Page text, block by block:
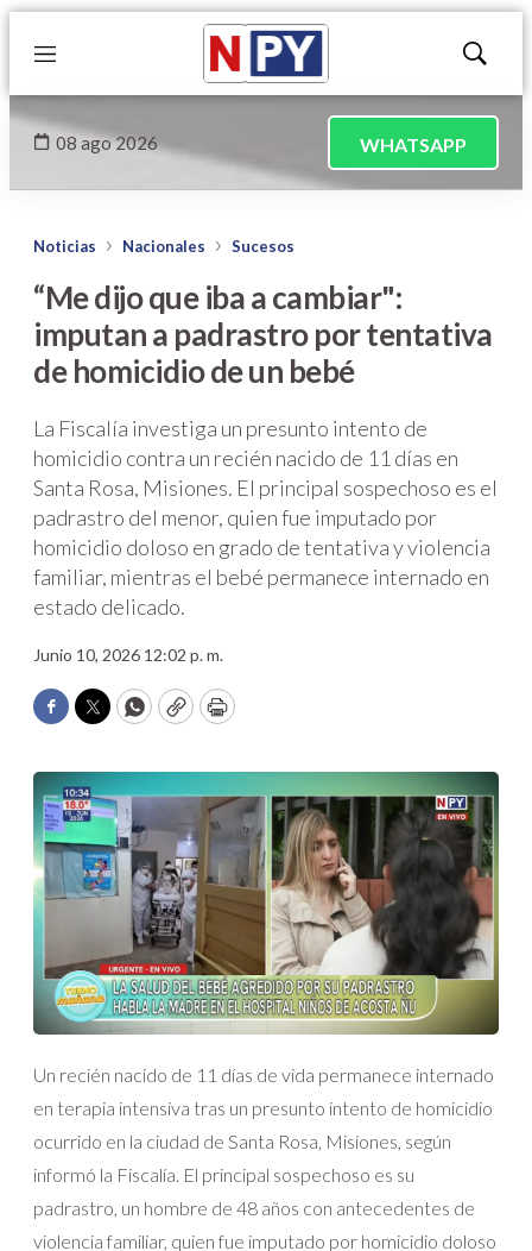
Menú
Mostrar
08 ago 2026 WHATSAPP
Noticias Nacionales Sucesos
“Me dijo que iba a cambiar":
imputan a padrastro por tentativa
de homicidio de un bebé
La Fiscalía investiga un presunto intento de
homicidio contra un recién nacido de 11 días en
Santa Rosa, Misiones. El principal sospechoso es el
padrastro del menor, quien fue imputado por
homicidio doloso en grado de tentativa y violencia
familiar, mientras el bebé permanece internado en
estado delicado.
Junio 10, 2026 12:02 p. m.
Facebook
TwitterWhatsApp
CopyPrint
Un recién nacido de 11 días de vida permanece internado
en terapia intensiva tras un presunto intento de homicidio
ocurrido en la ciudad de Santa Rosa, Misiones, según
informó la Fiscalía. El principal sospechoso es su
padrastro, un hombre de 48 años con antecedentes de
violencia familiar, quien fue imputado por homicidio doloso